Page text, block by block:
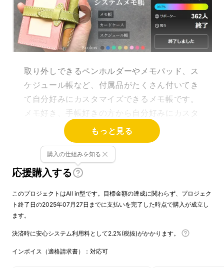
取り外しできるペンホルダーやメモパッド、ス
ケジュール帳など、付属品がたくさん付いてき
て自分好みにカスタマイズできるメモ帳です。
メモ好き、手帳好きの方から自分好みにカスタ
マイズ出来るのが楽しい！とお声をいただきま
この度、販売するのはLUCE RING prossimo
もっと見る
応援購入する
購入の仕組みを知る
このプロジェクトはAll in型です。目標金額の達成に関わらず、プロジェク
ト終了日の2025年07月27日までに支払いを完了した時点で購入が成立し
ます。
決済時に安心システム利用料として2.2%(税抜)がかかります。
インボイス（適格請求書）：対応可